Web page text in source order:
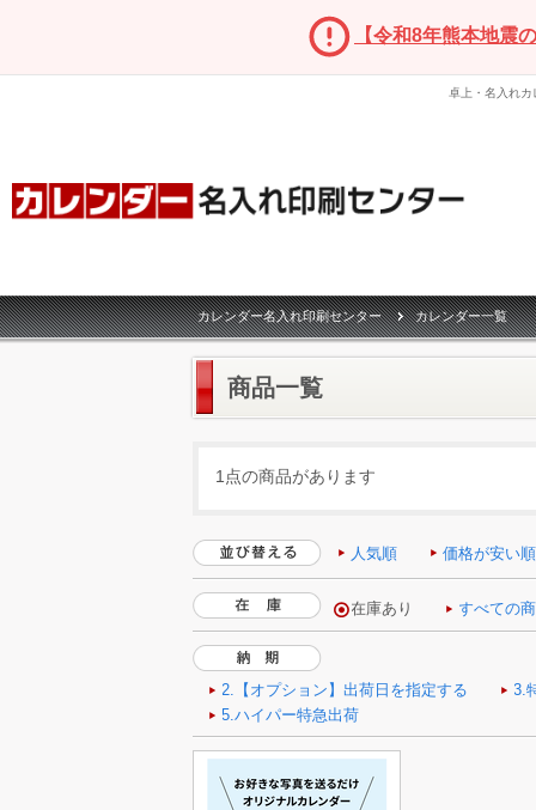
【令和8年熊本地震
卓上・名入れ
カレンダー名入れ印刷センター カレンダー一覧
商品一覧
1点の商品があります
人気順 価格が安い順